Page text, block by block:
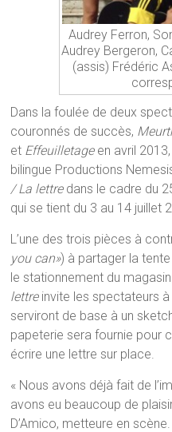
Audrey Ferron,
Audrey Bergeron,
(assis) Frédéric
Dans la foulée de deux
couronnés de succès,
et Effeuilletageen avril
bilingue Productions
/ La lettredans le cadre du
qui se tient du 3 au 14 juillet
L’une des trois pièces à
you can») à partager la
le stationnement du magasin
lettreinvite les spectateurs
serviront de base à un
papeterie sera fournie pour
écrire une lettre sur place.
« Nous avons déjà fait de
avons eu beaucoup de
D’Amico, metteure en